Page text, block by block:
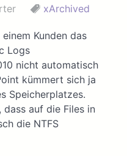
xArchived
Kunden das
Logs
nicht automatisch
kümmert sich ja
Speicherplatzes.
dass auf die Files in
die NTFS